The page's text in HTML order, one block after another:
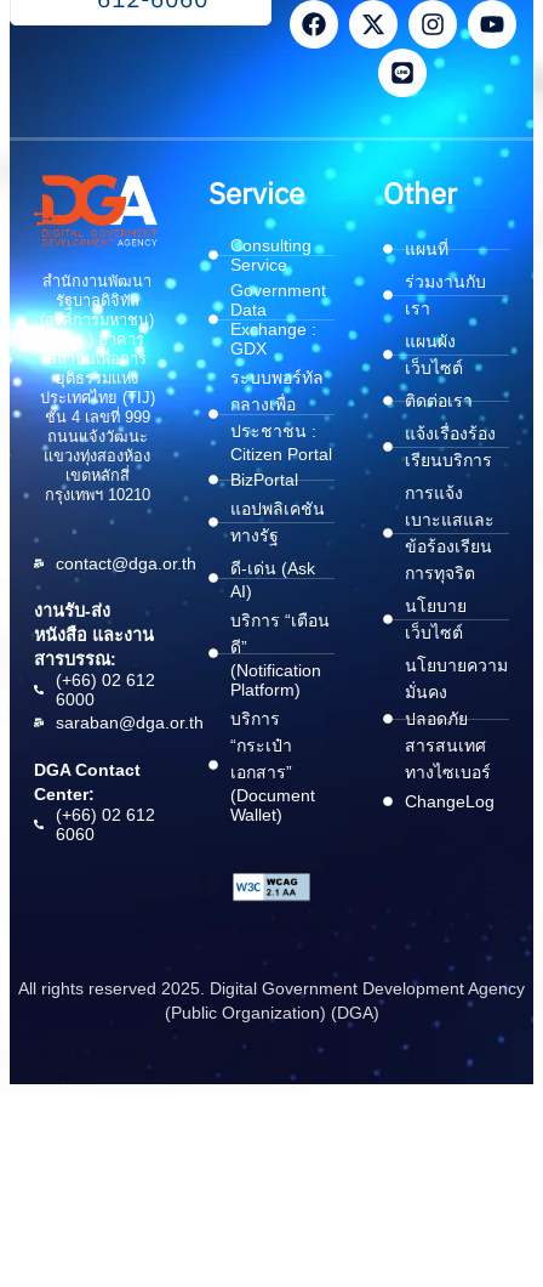
สำนักงานพัฒนา
รัฐบาลดิจิทัล
(องค์การมหาชน)
(สพร.) อาคาร
สถาบันเพื่อการ
ยุติธรรมแห่ง
ประเทศไทย (TIJ)
ชั้น 4 เลขที่ 999
ถนนแจ้งวัฒนะ
แขวงทุ่งสองห้อง
เขตหลักสี่
กรุงเทพฯ 10210
contact@dga.or.th
งานรับ-ส่ง
หนังสือ และงาน
สารบรรณ:
(+66) 02 612
6000
saraban@dga.or.th
DGA Contact
Center:
(+66) 02 612
6060
Service
Consulting
Service
Government
Data
Exchange :
GDX
ระบบพอร์ทัล
กลางเพื่อ
ประชาชน :
Citizen Portal
BizPortal
แอปพลิเคชัน
ทางรัฐ
ดี-เด่น (Ask
AI)
บริการ “เตือน
ดี”
(Notification
Platform)
บริการ
“กระเป๋า
เอกสาร”
(Document
Wallet)
Other
แผนที่
ร่วมงานกับ
เรา
แผนผัง
เว็บไซต์
ติดต่อเรา
แจ้งเรื่องร้อง
เรียนบริการ
การแจ้ง
เบาะแสและ
ข้อร้องเรียน
การทุจริต
นโยบาย
เว็บไซต์
นโยบายความ
มั่นคง
ปลอดภัย
สารสนเทศ
ทางไซเบอร์
ChangeLog
All rights reserved 2025. Digital Government Development Agency
(Public Organization) (DGA)